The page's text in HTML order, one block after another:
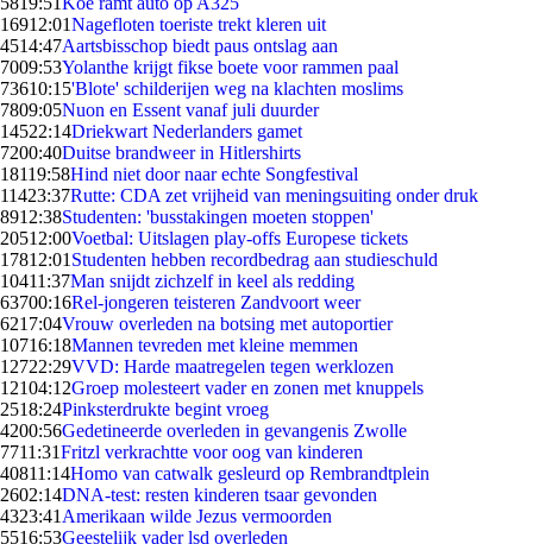
16912:01Nagefloten toeriste trekt kleren uit
4514:47Aartsbisschop biedt paus ontslag aan
7009:53Yolanthe krijgt fikse boete voor rammen paal
73610:15'Blote' schilderijen weg na klachten moslims
7809:05Nuon en Essent vanaf juli duurder
14522:14Driekwart Nederlanders gamet
7200:40Duitse brandweer in Hitlershirts
18119:58Hind niet door naar echte Songfestival
11423:37Rutte: CDA zet vrijheid van meningsuiting onder druk
8912:38Studenten: 'busstakingen moeten stoppen'
20512:00Voetbal: Uitslagen play-offs Europese tickets
17812:01 Studenten hebben recordbedrag aan studieschuld
10411:37Man snijdt zichzelf in keel als redding
63700:16Rel-jongeren teisteren Zandvoort weer
6217:04Vrouw overleden na botsing met autoportier
10716:18Mannen tevreden met kleine memmen
12722:29VVD: Harde maatregelen tegen werklozen
12104:12Groep molesteert vader en zonen met knuppels
2518:24Pinksterdrukte begint vroeg
4200:56Gedetineerde overleden in gevangenis Zwolle
7711:31Fritzl verkrachtte voor oog van kinderen
40811:14Homo van catwalk gesleurd op Rembrandtplein
2602:14DNA-test: resten kinderen tsaar gevonden
4323:41 Amerikaan wilde Jezus vermoorden
5516:53Geestelijk vader lsd overleden